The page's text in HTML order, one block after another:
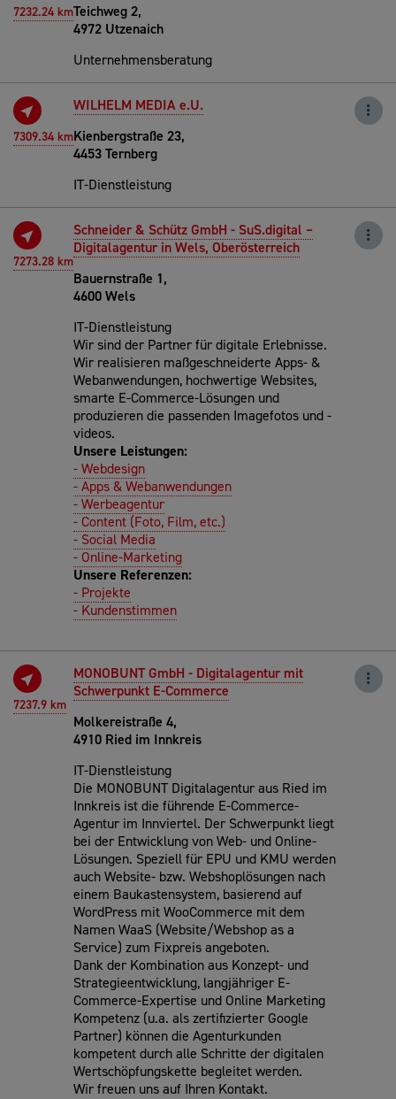
7232.24 kmTeichweg 2,
4972 Utzenaich
Unternehmensberatung
7309.34 km
WILHELM MEDIA e.U.
Kienbergstraße 23,
4453 Ternberg
IT-Dienstleistung
7273.28 km
Schneider & Schütz GmbH - SuS.digital –
Digitalagentur in Wels, Oberösterreich
Bauernstraße 1,
4600 Wels
IT-Dienstleistung
Wir sind der Partner für digitale Erlebnisse.
Wir realisieren maßgeschneiderte Apps- &
Webanwendungen, hochwertige Websites,
smarte E-Commerce-Lösungen und
produzieren die passenden Imagefotos und -
videos.
Unsere Leistungen:
- Webdesign
- Apps & Webanwendungen
- Werbeagentur
- Content (Foto, Film, etc.)
- Social Media
- Online-Marketing
Unsere Referenzen:
- Projekte
- Kundenstimmen
7237.9 km
MONOBUNT GmbH - Digitalagentur mit
Schwerpunkt E-Commerce
Molkereistraße 4,
4910 Ried im Innkreis
IT-Dienstleistung
Die MONOBUNT Digitalagentur aus Ried im
Innkreis ist die führende E-Commerce-
Agentur im Innviertel. Der Schwerpunkt liegt
bei der Entwicklung von Web- und Online-
Lösungen. Speziell für EPU und KMU werden
auch Website- bzw. Webshoplösungen nach
einem Baukastensystem, basierend auf
WordPress mit WooCommerce mit dem
Namen WaaS (Website/Webshop as a
Service) zum Fixpreis angeboten.
Dank der Kombination aus Konzept- und
Strategieentwicklung, langjähriger E-
Commerce-Expertise und Online Marketing
Kompetenz (u.a. als zertifizierter Google
Partner) können die Agenturkunden
kompetent durch alle Schritte der digitalen
Wertschöpfungskette begleitet werden.
Wir freuen uns auf Ihren Kontakt.